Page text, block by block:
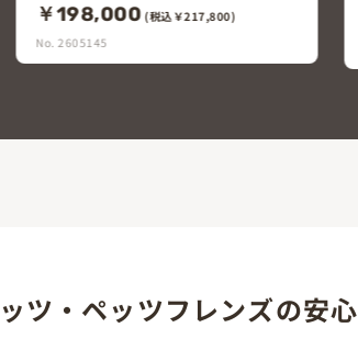
￥230,000 (税込￥253,000)
No. 2604982
ツ・ペッツフレンズの安心